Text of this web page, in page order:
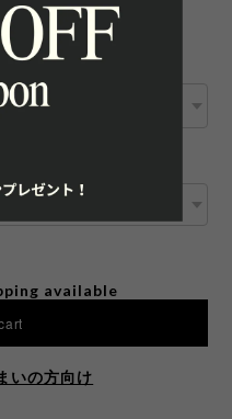
available
いの方向け